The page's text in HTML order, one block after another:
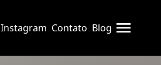
Instagram Contato Blog